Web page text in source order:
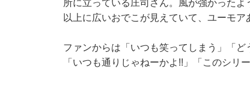
所に立っている庄司さん。風が強かった
以上に広いおでこが見えていて、ユーモア
ファンからは「いつも笑ってしまう」「ど
「いつも通りじゃねーかよ!!」「このシリ